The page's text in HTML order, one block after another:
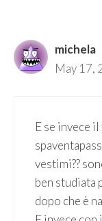
michela
May 17,
E se invece
vestimi??
ben studiata
dopo che è